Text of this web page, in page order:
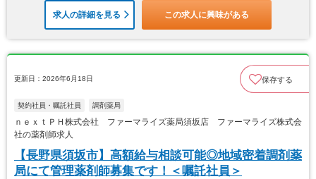
求人の詳細を見る この求人に興味がある
更新日：2026年6月18日 保存する
契約社員・嘱託社員 調剤薬局
ｎｅｘｔＰＨ株式会社 ファーマライズ薬局須坂店 ファーマライズ株式会
社の薬剤師求人
【長野県須坂市】高額給与相談可能◎地域密着調剤薬
局にて管理薬剤師募集です！＜嘱託社員＞